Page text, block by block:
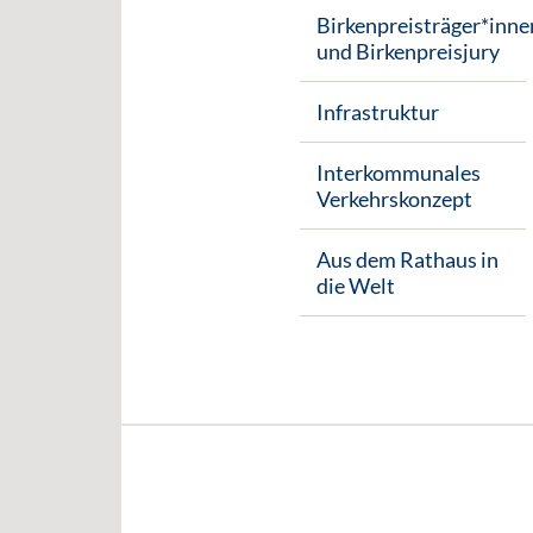
und Birkenpreisjury
Infrastruktur
Interkommunales
Verkehrskonzept
Aus dem Rathaus in
die Welt